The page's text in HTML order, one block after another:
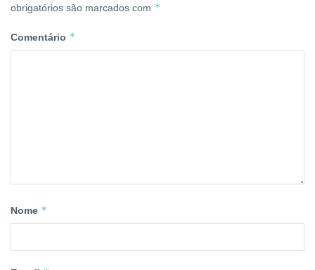
obrigatórios são marcados com *
Comentário *
Nome *